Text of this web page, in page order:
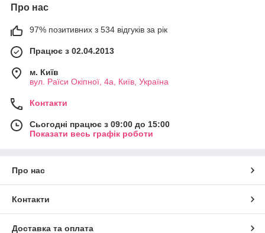
Про нас
97% позитивних з 534 відгуків за рік
Працює з 02.04.2013
м. Київ
вул. Раїси Окіпної, 4а, Київ, Україна
Контакти
Сьогодні працює з 09:00 до 15:00
Показати весь графік роботи
Про нас
Контакти
Доставка та оплата